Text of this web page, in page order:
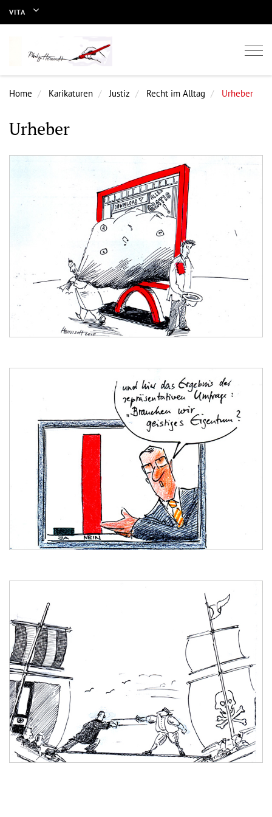
VITA
Home Karikaturen Justiz Recht im Alltag Urheber
Urheber